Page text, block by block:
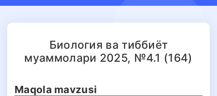
Биология ва тиббиёт
муаммолари 2025, №4.1 (164)
Maqola mavzusi